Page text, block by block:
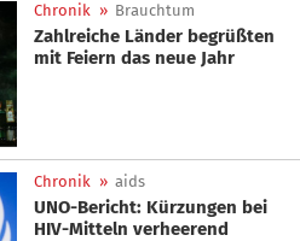
Chronik » Brauchtum
Zahlreiche Länder begrüßten
mit Feiern das neue Jahr
Chronik » aids
UNO-Bericht: Kürzungen bei
HIV-Mitteln verheerend